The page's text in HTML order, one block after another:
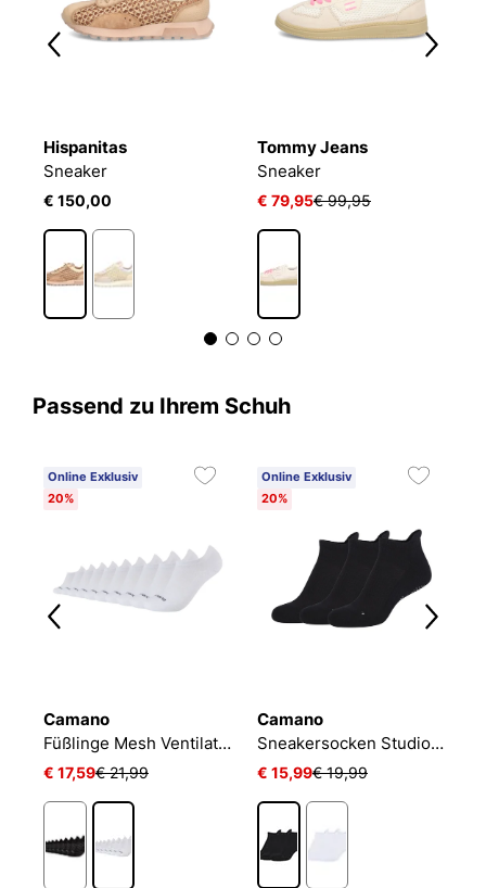
Hispanitas
Sneaker
€ 150,00
Tommy Jeans
Sneaker
€ 79,95€ 99,95
Passend zu Ihrem Schuh
Online Exklusiv
20%
Camano
Füßlinge Mesh Ventilation
€ 17,59€ 21,99
Online Exklusiv
20%
Camano
Sneakersocken Studio-Line Pilates und Yoga
€ 15,99€ 19,99